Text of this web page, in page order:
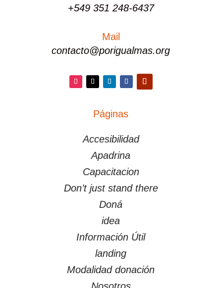
+549 351 248-6437
Mail
contacto@porigualmas.org
Facebook
Páginas
Accesibilidad
Apadrina
Capacitacion
Don’t just stand there
Doná
idea
Información Útil
landing
Modalidad donación